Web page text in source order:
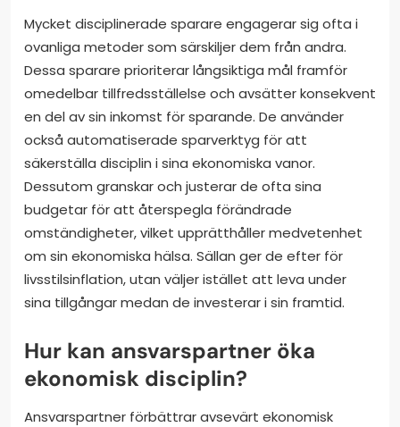
Mycket disciplinerade sparare engagerar sig ofta i
ovanliga metoder som särskiljer dem från andra.
Dessa sparare prioriterar långsiktiga mål framför
omedelbar tillfredsställelse och avsätter konsekvent
en del av sin inkomst för sparande. De använder
också automatiserade sparverktyg för att
säkerställa disciplin i sina ekonomiska vanor.
Dessutom granskar och justerar de ofta sina
budgetar för att återspegla förändrade
omständigheter, vilket upprätthåller medvetenhet
om sin ekonomiska hälsa. Sällan ger de efter för
livsstilsinflation, utan väljer istället att leva under
sina tillgångar medan de investerar i sin framtid.
Hur kan ansvarspartner öka
ekonomisk disciplin?
Ansvarspartner förbättrar avsevärt ekonomisk